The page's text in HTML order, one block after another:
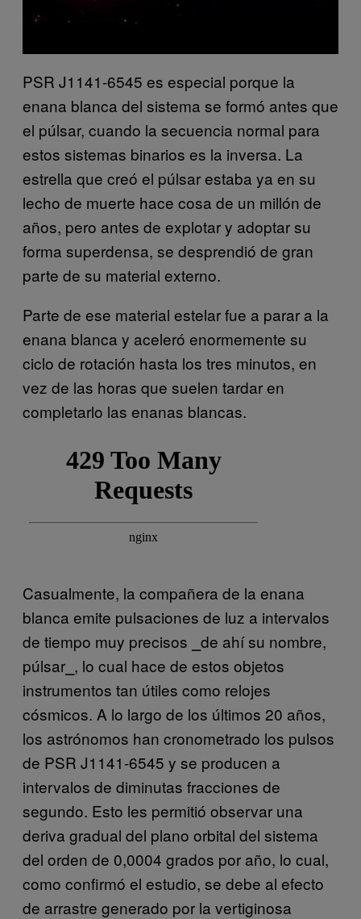
PSR J1141-6545 es especial porque la
enana blanca del sistema se formó antes que
el púlsar, cuando la secuencia normal para
estos sistemas binarios es la inversa. La
estrella que creó el púlsar estaba ya en su
lecho de muerte hace cosa de un millón de
años, pero antes de explotar y adoptar su
forma superdensa, se desprendió de gran
parte de su material externo.
Parte de ese material estelar fue a parar a la
enana blanca y aceleró enormemente su
ciclo de rotación hasta los tres minutos, en
vez de las horas que suelen tardar en
completarlo las enanas blancas.
Casualmente, la compañera de la enana
blanca emite pulsaciones de luz a intervalos
de tiempo muy precisos ⎯de ahí su nombre,
púlsar⎯, lo cual hace de estos objetos
instrumentos tan útiles como relojes
cósmicos. A lo largo de los últimos 20 años,
los astrónomos han cronometrado los pulsos
de PSR J1141-6545 y se producen a
intervalos de diminutas fracciones de
segundo. Esto les permitió observar una
deriva gradual del plano orbital del sistema
del orden de 0,0004 grados por año, lo cual,
como confirmó el estudio, se debe al efecto
de arrastre generado por la vertiginosa